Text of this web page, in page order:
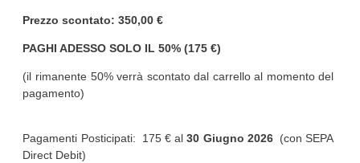
Prezzo scontato: 350,00 €
PAGHI ADESSO SOLO IL 50% (175 €)
(il rimanente 50% verrà scontato dal carrello al momento del
pagamento)
Pagamenti Posticipati: 175 € al30 Giugno 2026(con SEPA
Direct Debit)